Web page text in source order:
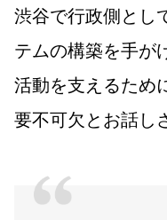
渋谷で行政側とし
テムの構築を手が
活動を支えるため
要不可欠とお話し